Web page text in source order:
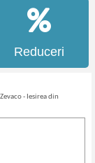
Reduceri
- Iesirea din